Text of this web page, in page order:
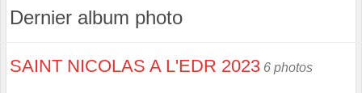
Dernier album photo
SAINT NICOLAS A L'EDR 2023 6 photos